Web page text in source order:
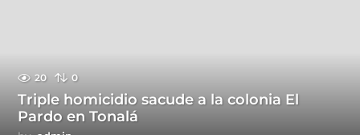
20 0
Triple homicidio sacude a la colonia El
Pardo en Tonalá